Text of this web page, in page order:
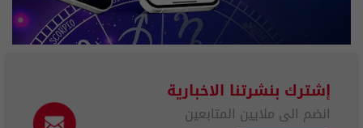
إشترك بنشرتنا الاخبارية
انضم الى ملايين المتابعين